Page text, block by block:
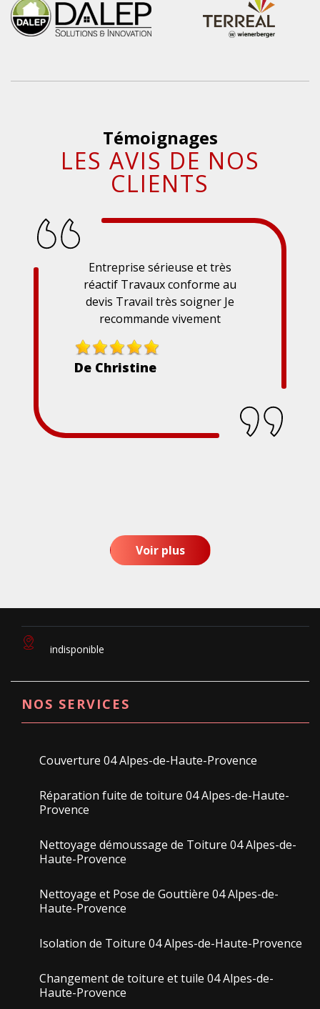
Témoignages
LES AVIS DE NOS
CLIENTS
Entreprise sérieuse et très
réactif Travaux conforme au
devis Travail très soigner Je
recommande vivement
De Christine
Voir plus
indisponible
NOS SERVICES
Couverture 04 Alpes-de-Haute-Provence
Réparation fuite de toiture 04 Alpes-de-Haute-
Provence
Nettoyage démoussage de Toiture 04 Alpes-de-
Haute-Provence
Nettoyage et Pose de Gouttière 04 Alpes-de-
Haute-Provence
Isolation de Toiture 04 Alpes-de-Haute-Provence
Changement de toiture et tuile 04 Alpes-de-
Haute-Provence